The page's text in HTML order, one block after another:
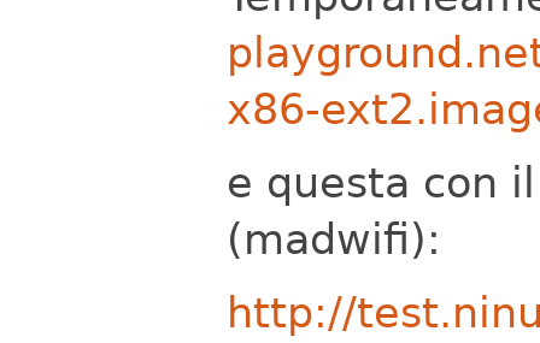
x86-
e questa con
(madwifi):
http://